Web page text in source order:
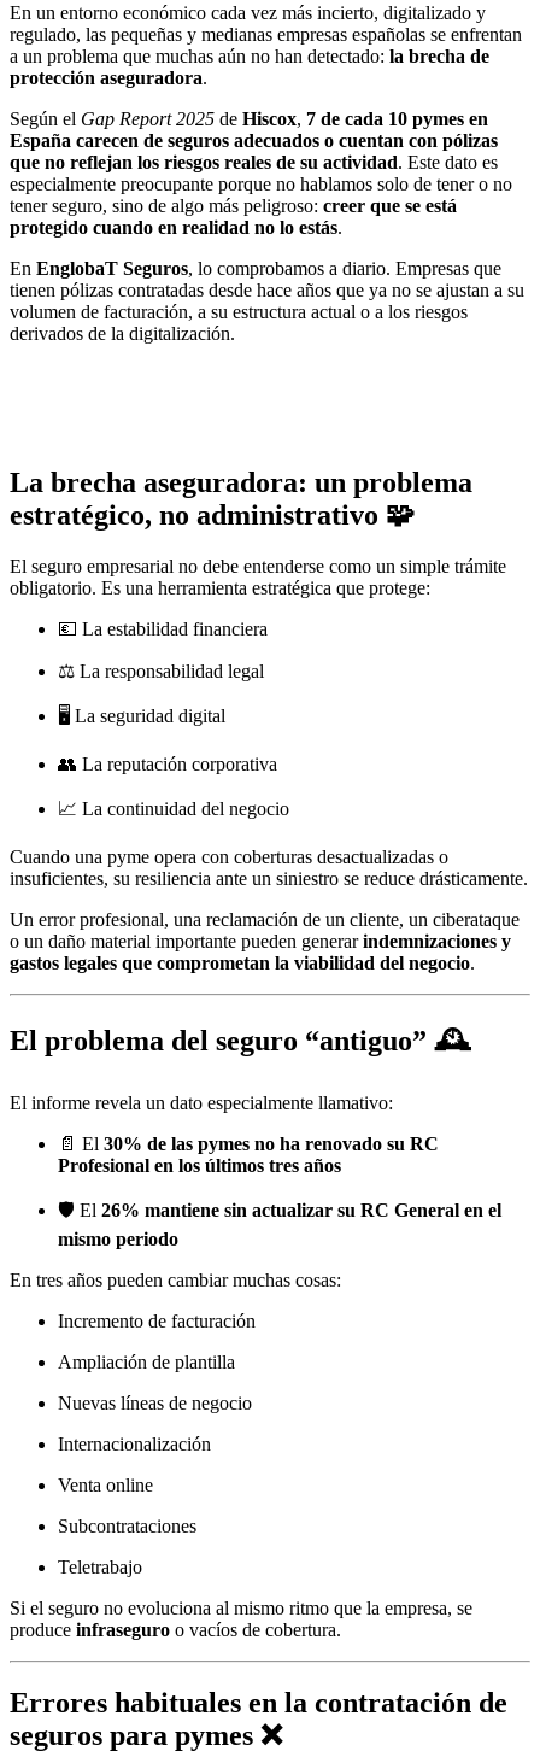
En un entorno económico cada vez más incierto, digitalizado y
regulado, las pequeñas y medianas empresas españolas se enfrentan
a un problema que muchas aún no han detectado: la brecha de
protección aseguradora.
Según el Gap Report 2025 de Hiscox, 7 de cada 10 pymes en
España carecen de seguros adecuados o cuentan con pólizas
que no reflejan los riesgos reales de su actividad. Este dato es
especialmente preocupante porque no hablamos solo de tener o no
tener seguro, sino de algo más peligroso: creer que se está
protegido cuando en realidad no lo estás.
En EnglobaT Seguros, lo comprobamos a diario. Empresas que
tienen pólizas contratadas desde hace años que ya no se ajustan a su
volumen de facturación, a su estructura actual o a los riesgos
derivados de la digitalización.
La brecha aseguradora: un problema
estratégico, no administrativo 🧩
El seguro empresarial no debe entenderse como un simple trámite
obligatorio. Es una herramienta estratégica que protege:
💶 La estabilidad financiera
⚖️ La responsabilidad legal
🖥️ La seguridad digital
👥 La reputación corporativa
📈 La continuidad del negocio
Cuando una pyme opera con coberturas desactualizadas o
insuficientes, su resiliencia ante un siniestro se reduce drásticamente.
Un error profesional, una reclamación de un cliente, un ciberataque
o un daño material importante pueden generarindemnizaciones y
gastos legales que comprometan la viabilidad del negocio.
El problema del seguro “antiguo” 🕰️
El informe revela un dato especialmente llamativo:
📄 El 30% de las pymes no ha renovado su RC
Profesional en los últimos tres años
🛡️ El 26% mantiene sin actualizar su RC General en el
mismo periodo
En tres años pueden cambiar muchas cosas:
Incremento de facturación
Ampliación de plantilla
Nuevas líneas de negocio
Internacionalización
Venta online
Subcontrataciones
Teletrabajo
Si el seguro no evoluciona al mismo ritmo que la empresa, se
produce infraseguro o vacíos de cobertura.
Errores habituales en la contratación de
seguros para pymes ❌